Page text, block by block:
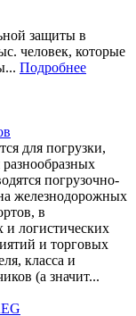
защиты в
человек, которые
Подробнее
для погрузки,
погрузочно-
железнодорожных
в
и логистических
и торговых
класса и
(а значит...